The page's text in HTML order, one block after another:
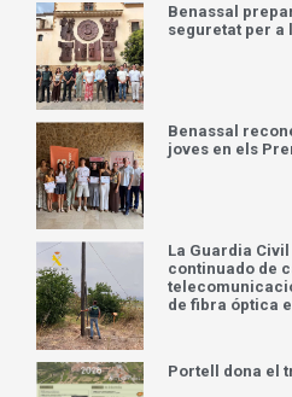
Benassal
seguretat per a
Benassal
joves en els
La Guardia
continuado de
de fibra óptica
Portell dona el